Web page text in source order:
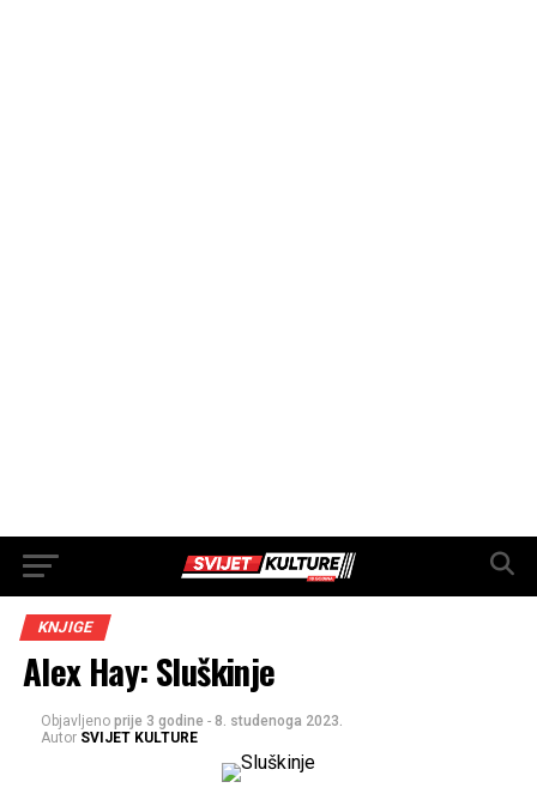
KNJIGE
Alex Hay: Sluškinje
Objavljeno prije 3 godine - 8. studenoga 2023.
Autor SVIJET KULTURE